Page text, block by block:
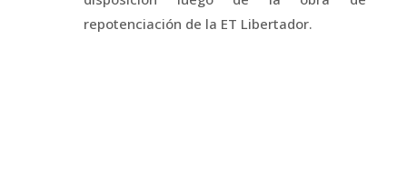
repotenciación de la ET Libertador.